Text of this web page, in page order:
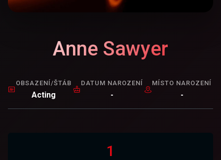
Anne Sawyer
OBSAZENÍ/ŠTÁB
Acting
DATUM NAROZENÍ
-
MÍSTO NAROZENÍ
-
1